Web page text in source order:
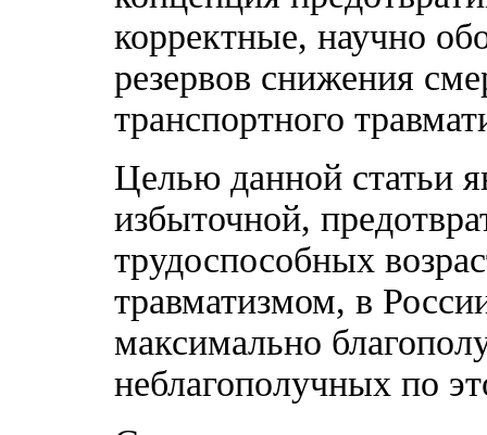
корректные, научно
резервов снижения
транспортного
Целью данной статьи
избыточной,
трудоспособных
травматизмом, в
максимально
неблагополучных по